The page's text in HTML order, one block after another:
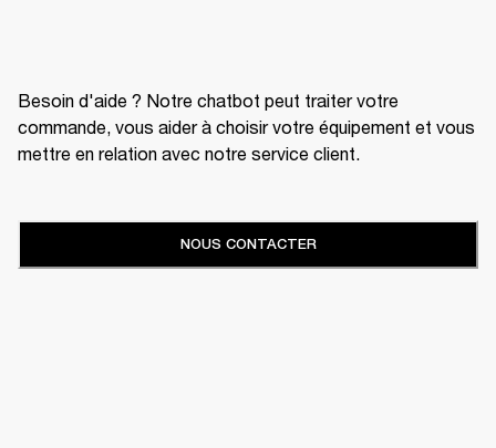
Besoin d'aide ? Notre chatbot peut traiter votre
commande, vous aider à choisir votre équipement et vous
mettre en relation avec notre service client.
NOUS CONTACTER